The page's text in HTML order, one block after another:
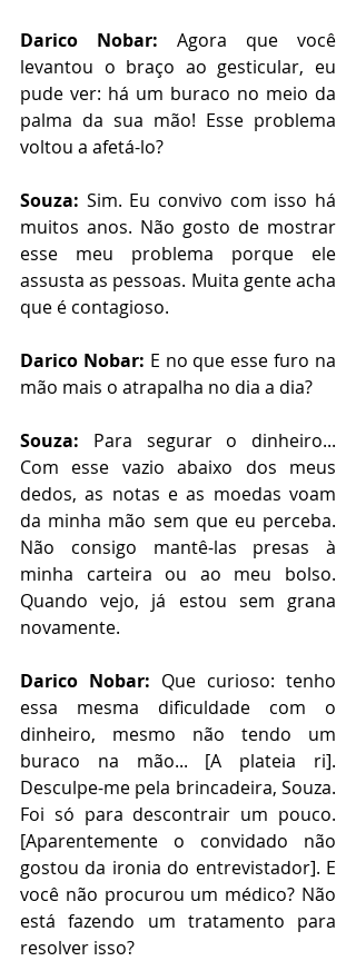
Darico Nobar: Agora que você
levantou o braço ao gesticular, eu
pude ver: há um buraco no meio da
palma da sua mão! Esse problema
voltou a afetá-lo?
Souza: Sim. Eu convivo com isso há
muitos anos. Não gosto de mostrar
esse meu problema porque ele
assusta as pessoas. Muita gente acha
que é contagioso.
Darico Nobar: E no que esse furo na
mão mais o atrapalha no dia a dia?
Souza: Para segurar o dinheiro...
Com esse vazio abaixo dos meus
dedos, as notas e as moedas voam
da minha mão sem que eu perceba.
Não consigo mantê-las presas à
minha carteira ou ao meu bolso.
Quando vejo, já estou sem grana
novamente.
Darico Nobar: Que curioso: tenho
essa mesma dificuldade com o
dinheiro, mesmo não tendo um
buraco na mão... [A plateia ri].
Desculpe-me pela brincadeira, Souza.
Foi só para descontrair um pouco.
[Aparentemente o convidado não
gostou da ironia do entrevistador]. E
você não procurou um médico? Não
está fazendo um tratamento para
resolver isso?